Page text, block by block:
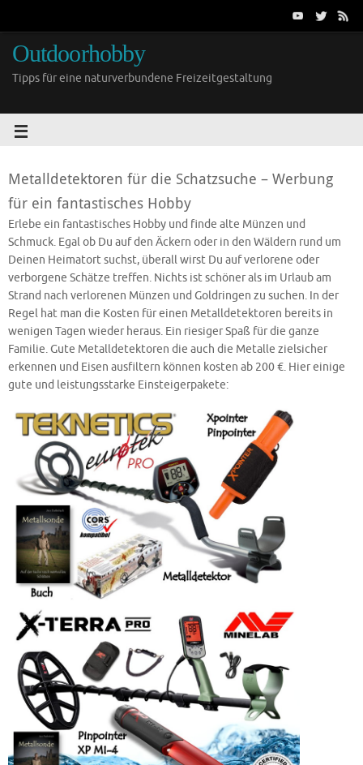
Outdoorhobby
Tipps für eine naturverbundene Freizeitgestaltung
Metalldetektoren für die Schatzsuche – Werbung
für ein fantastisches Hobby
Erlebe ein fantastisches Hobby und finde alte Münzen und
Schmuck. Egal ob Du auf den Äckern oder in den Wäldern rund um
Deinen Heimatort suchst, überall wirst Du auf verlorene oder
verborgene Schätze treffen. Nichts ist schöner als im Urlaub am
Strand nach verlorenen Münzen und Goldringen zu suchen. In der
Regel hat man die Kosten für einen Metalldetektoren bereits in
wenigen Tagen wieder heraus. Ein riesiger Spaß für die ganze
Familie. Gute Metalldetektoren die auch die Metalle zielsicher
erkennen und Eisen ausfiltern können kosten ab 200 €. Hier einige
gute und leistungsstarke Einsteigerpakete: